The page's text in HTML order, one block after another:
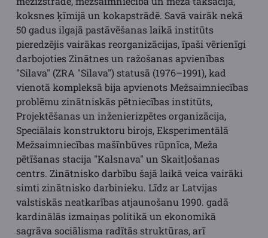
koksnes ķīmijā un kokapstrādē. Savā vairāk nekā
50 gadus ilgajā pastāvēšanas laikā institūts
pieredzējis vairākas reorganizācijas, īpaši vērienīgi
darbojoties Zinātnes un ražošanas apvienības
"Silava" (ZRA "Silava") statusā (1976–1991), kad
vienotā kompleksā bija apvienots Mežsaimniecības
problēmu zinātniskās pētniecības institūts,
Projektēšanas un inženierizpētes organizācija,
Speciālais konstruktoru birojs, Eksperimentālā
Mežsaimniecības mašīnbūves rūpnīca, Meža
pētīšanas stacija "Kalsnava" un Skaitļošanas
centrs. Zinātnisko darbību šajā laikā veica vairāki
simti zinātnisko darbinieku. Līdz ar Latvijas
valstiskās neatkarības atjaunošanu 1990. gadā
kardinālās izmaiņas politikā un ekonomikā
sagrāva sociālisma radītās struktūras, arī